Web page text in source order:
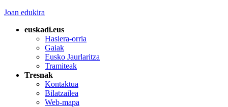
Joan edukira
euskadi.eus
Hasiera-orria
Gaiak
Eusko Jaurlaritza
Tramiteak
Tresnak
Kontaktua
Bilatzailea
Web-mapa